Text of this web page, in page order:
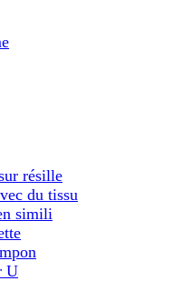
résille
du tissu
simili
U